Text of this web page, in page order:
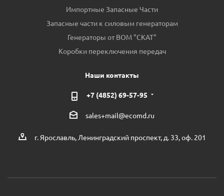
Импортные Запасные Части
Запасные части к силовым генераторам
Генераторы от ВОМ "СКАТ"
Коробки переключения передач
Наши контакты
+7 (4852) 69-57-95
sales+mail@ecomd.ru
г. Ярославль, Ленинградский проспект, д. 33, оф. 201